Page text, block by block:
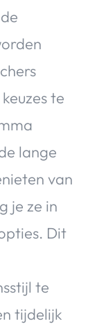
te
lange
van
je ze in
Dit
te
tijdelijk